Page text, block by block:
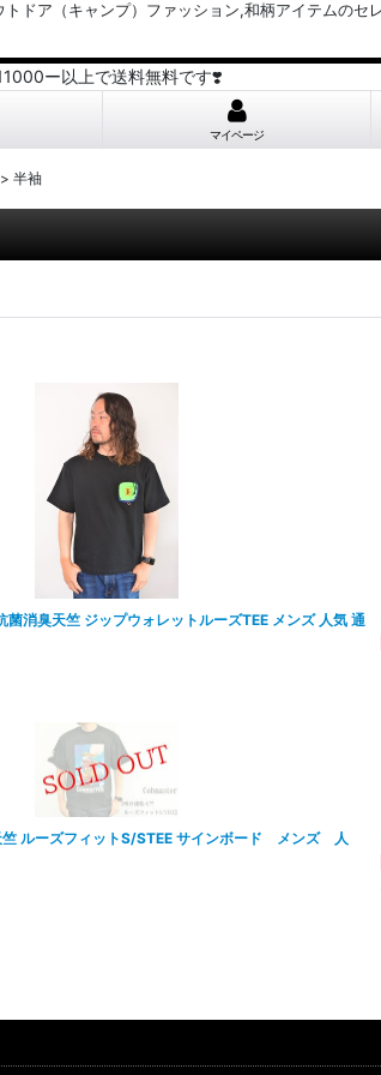
ドア（キャンプ）ファッション,和柄アイテムの
ー以上で送料無料です❣️
マイページ
> 半袖
消臭天竺 ジップウォレットルーズTEE メンズ 人気 通
ルーズフィットS/STEE サインボード メンズ 人